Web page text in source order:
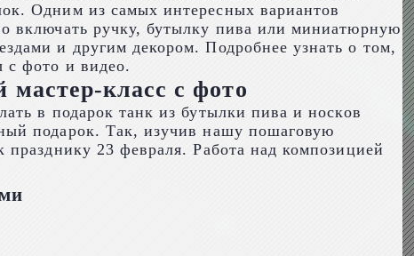
Одним из самых интересных вариантов
включать ручку, бутылку пива или миниатюрную
и другим декором. Подробнее узнать о том,
с фото и видео.
класс с фото
подарок. Так, изучив нашу пошаговую
23 февраля. Работа над композицией